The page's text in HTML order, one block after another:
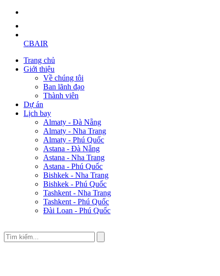
CBAIR
Trang chủ
Giới thiệu
Về chúng tôi
Ban lãnh đạo
Thành viên
Dự án
Lịch bay
Almaty - Đà Nẵng
Almaty - Nha Trang
Almaty - Phú Quốc
Astana - Đà Nẵng
Astana - Nha Trang
Astana - Phú Quốc
Bishkek - Nha Trang
Bishkek - Phú Quốc
Tashkent - Nha Trang
Tashkent - Phú Quốc
Đài Loan - Phú Quốc